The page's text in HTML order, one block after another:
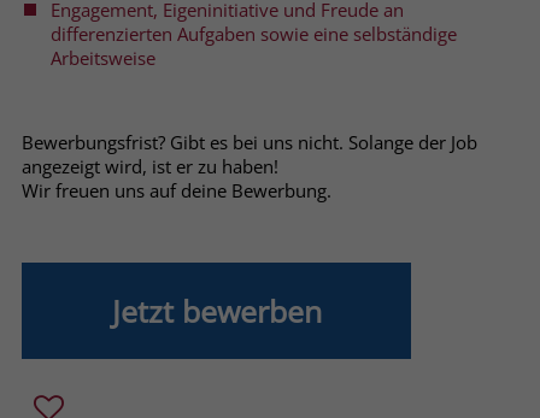
Engagement, Eigeninitiative und Freude an
differenzierten Aufgaben sowie eine selbständige
Arbeitsweise
Bewerbungsfrist? Gibt es bei uns nicht. Solange der Job
angezeigt wird, ist er zu haben!
Wir freuen uns auf deine Bewerbung.
Jetzt bewerben
Zweck
Werbeanzeige auf die Website gelangt.
Es enthält Informationen darüber,
Bestellungen oder Kontaktanfragen der
Anzeige zugewiesen werden können.